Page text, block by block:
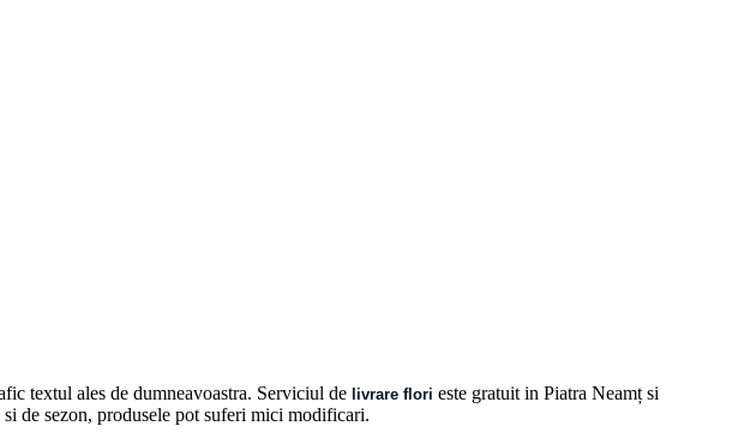
textul ales de dumneavoastra. Serviciul de livrare flori este gratuit in Piatra Neamț si
de sezon, produsele pot suferi mici modificari.